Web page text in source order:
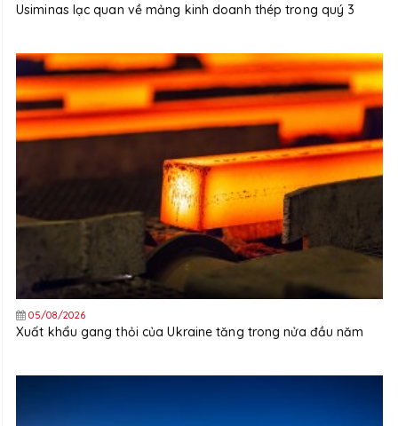
Usiminas lạc quan về mảng kinh doanh thép trong quý 3
05/08/2026
Xuất khẩu gang thỏi của Ukraine tăng trong nửa đầu năm